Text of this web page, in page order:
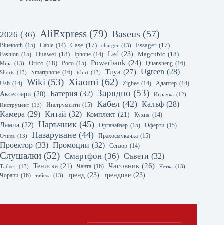
2026 (36) AliExpress (79) Baseus (57)
Bluetooth (15) Cable (14) Case (17) charger (13) Essager (17)
Fashion (15) Huawei (18) Iphone (14) Led (23) Magcubic (18)
Mijia (13) Orico (18) Poco (15) Powerbank (24) Quansheng (16)
Shorts (13) Smartphone (16) tshirt (13) Tuya (27) Ugreen (28)
Usb (14) Wiki (53) Xiaomi (62) Zigbee (14) Адаптер (14)
Аксесоари (20) Батерия (32) Зарядно (53) Играчка (12)
Инструмент (13) Инструменти (15) Кабел (42) Калъф (28)
Камера (29) Китай (32) Комплект (21) Кухня (14)
Лампа (22) Наръчник (45) Органайзер (15) Оферти (15)
Очила (13) Пазаруване (44) Прахосмукачка (15)
Проектор (33) Промоции (32) Сензор (14)
Слушалки (52) Смартфон (36) Съвети (32)
Таблет (13) Тениска (21) Чанта (16) Часовник (26) Четка (13)
Чорапи (16) табела (13) тренд (23) трендове (23)